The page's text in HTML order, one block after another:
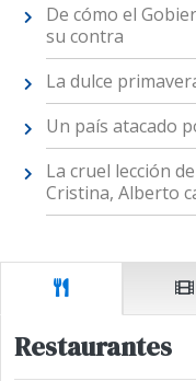
De cómo el
su contra
La dulce
Un país atacado
La cruel lección
Cristina, Alberto
Restaurantes